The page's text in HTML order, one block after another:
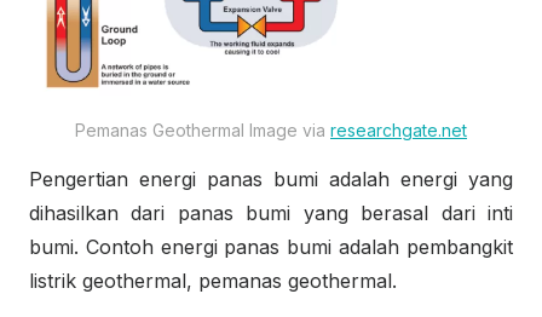
Pemanas Geothermal Image via researchgate.net
Pengertian energi panas bumi adalah energi yang
dihasilkan dari panas bumi yang berasal dari inti
bumi. Contoh energi panas bumi adalah pembangkit
listrik geothermal, pemanas geothermal.